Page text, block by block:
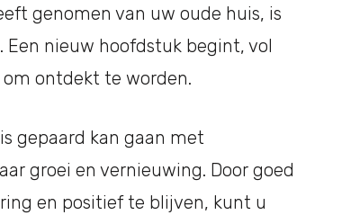
genomen van uw oude huis, is
nieuw hoofdstuk begint, vol
ontdekt te worden.
gepaard kan gaan met
groei en vernieuwing. Door goed
en positief te blijven, kunt u